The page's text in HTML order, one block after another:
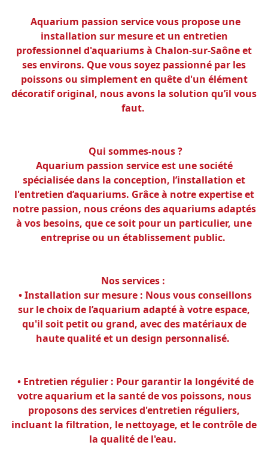
Aquarium passion service vous propose une
installation sur mesure et un entretien
professionnel d'aquariums à Chalon-sur-Saône et
ses environs. Que vous soyez passionné par les
poissons ou simplement en quête d'un élément
décoratif original, nous avons la solution qu’il vous
faut.
Qui sommes-nous ?
Aquarium passion service est une société
spécialisée dans la conception, l’installation et
l'entretien d’aquariums. Grâce à notre expertise et
notre passion, nous créons des aquariums adaptés
à vos besoins, que ce soit pour un particulier, une
entreprise ou un établissement public.
Nos services :
• Installation sur mesure : Nous vous conseillons
sur le choix de l’aquarium adapté à votre espace,
qu'il soit petit ou grand, avec des matériaux de
haute qualité et un design personnalisé.
• Entretien régulier : Pour garantir la longévité de
votre aquarium et la santé de vos poissons, nous
proposons des services d'entretien réguliers,
incluant la filtration, le nettoyage, et le contrôle de
la qualité de l'eau.